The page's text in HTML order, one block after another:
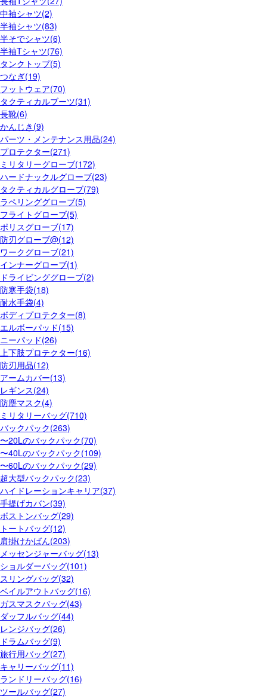
中袖シャツ(2)
半袖シャツ(83)
半そでシャツ(6)
半袖Tシャツ(76)
タンクトップ(5)
つなぎ(19)
フットウェア(70)
タクティカルブーツ(31)
長靴(6)
かんじき(9)
パーツ・メンテナンス用品(24)
プロテクター(271)
ミリタリーグローブ(172)
ハードナックルグローブ(23)
タクティカルグローブ(79)
ラペリンググローブ(5)
フライトグローブ(5)
ポリスグローブ(17)
防刃グローブ@(12)
ワークグローブ(21)
インナーグローブ(1)
ドライビンググローブ(2)
防寒手袋(18)
耐水手袋(4)
ボディプロテクター(8)
エルボーパッド(15)
ニーパッド(26)
上下肢プロテクター(16)
防刃用品(12)
アームカバー(13)
レギンス(24)
防塵マスク(4)
ミリタリーバッグ(710)
バックパック(263)
〜20Lのバックパック(70)
〜40Lのバックパック(109)
〜60Lのバックパック(29)
超大型バックパック(23)
ハイドレーションキャリア(37)
手提げカバン(39)
ボストンバッグ(29)
トートバッグ(12)
肩掛けかばん(203)
メッセンジャーバッグ(13)
ショルダーバッグ(101)
スリングバッグ(32)
ベイルアウトバッグ(16)
ガスマスクバッグ(43)
ダッフルバッグ(44)
レンジバッグ(26)
ドラムバッグ(9)
旅行用バッグ(27)
キャリーバッグ(11)
ランドリーバッグ(16)
ツールバッグ(27)